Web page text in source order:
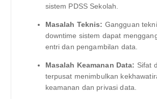
sistem PDSS Sekolah.
Masalah Teknis: Gangguan
downtime sistem dapat
entri dan pengambilan data.
Masalah Keamanan Data: Sifat
terpusat menimbulkan
keamanan dan privasi data.